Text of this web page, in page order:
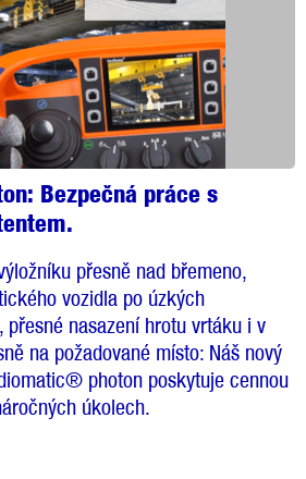
Bezpečná práce s
přesně nad břemeno,
vozidla po úzkých
přesné nasazení hrotu vrtáku i v
na požadované místo: Náš nový
photon poskytuje cennou
úkolech.